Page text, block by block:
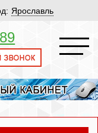
Ярославль